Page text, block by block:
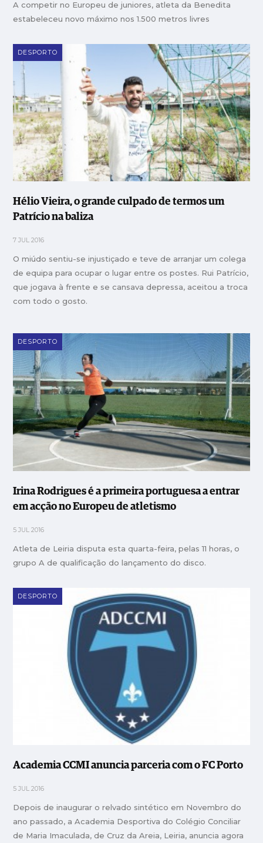
A competir no Europeu de juniores, atleta da Benedita
estabeleceu novo máximo nos 1.500 metros livres
DESPORTO
Hélio Vieira, o grande culpado de termos um
Patrício na baliza
7 JUL 2016
O miúdo sentiu-se injustiçado e teve de arranjar um colega
de equipa para ocupar o lugar entre os postes. Rui Patrício,
que jogava à frente e se cansava depressa, aceitou a troca
com todo o gosto.
DESPORTO
Irina Rodrigues é a primeira portuguesa a entrar
em acção no Europeu de atletismo
5 JUL 2016
Atleta de Leiria disputa esta quarta-feira, pelas 11 horas, o
grupo A de qualificação do lançamento do disco.
DESPORTO
Academia CCMI anuncia parceria com o FC Porto
5 JUL 2016
Depois de inaugurar o relvado sintético em Novembro do
ano passado, a Academia Desportiva do Colégio Conciliar
de Maria Imaculada, de Cruz da Areia, Leiria, anuncia agora